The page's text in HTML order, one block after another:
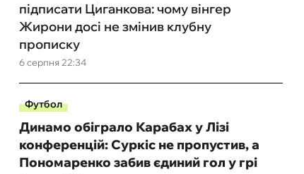
6 серпня 22:34
підписати Циганкова: чому вінгер
Жирони досі не змінив клубну
прописку
Футбол
Динамо обіграло Карабах у Лізі
конференцій: Суркіс не пропустив, а
Пономаренко забив єдиний гол у грі